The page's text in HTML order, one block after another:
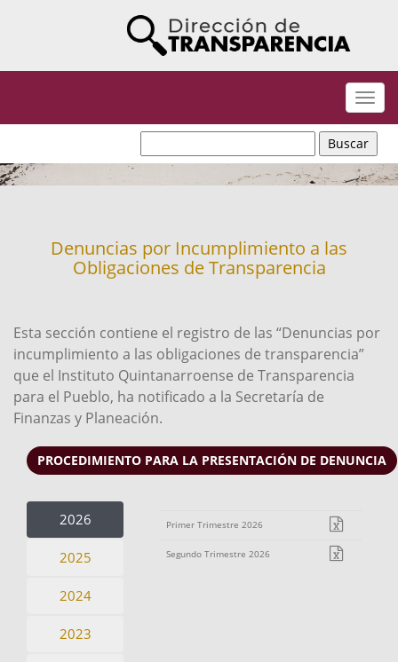
Denuncias por Incumplimiento a las
Obligaciones de Transparencia
Esta sección contiene el registro de las “Denuncias por
incumplimiento a las obligaciones de transparencia”
que el Instituto Quintanarroense de Transparencia
para el Pueblo, ha notificado a la Secretaría de
Finanzas y Planeación.
PROCEDIMIENTO PARA LA PRESENTACIÓN DE DENUNCIA
2026
2025
2024
2023
Primer Trimestre 2026
Segundo Trimestre 2026